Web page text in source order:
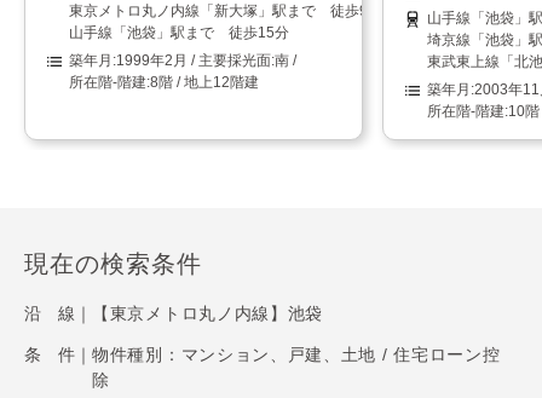
東京メトロ丸ノ内線「新大塚」駅まで 徒歩9分
山手線「池袋」駅まで 徒歩15分
1999年2月
南
8階 / 地上12階建
山手線「池袋」
埼京線「池袋」
東武東上線「北
2003年11
10
現在の検索条件
沿 線｜ 【東京メトロ丸ノ内線】池袋
条 件｜ 物件種別：マンション、戸建、土地 / 住宅ローン控
除